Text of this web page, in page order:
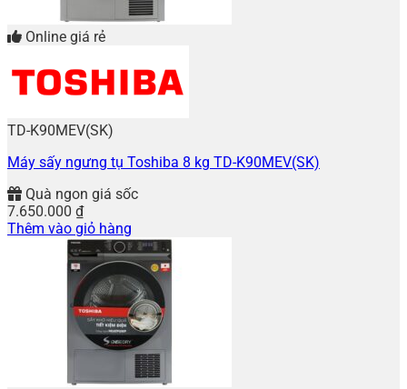
Online giá rẻ
TD-K90MEV(SK)
Máy sấy ngưng tụ Toshiba 8 kg TD-K90MEV(SK)
Quà ngon giá sốc
7.650.000 ₫
Thêm vào giỏ hàng